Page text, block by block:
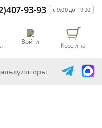
93-93 с 9:00 до 19:00
Войти
Корзина